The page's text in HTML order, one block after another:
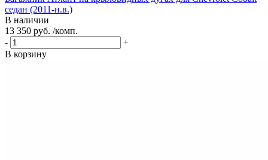
седан (2011-н.в.)
В наличии
13 350 руб. /комп.
-
+
В корзину